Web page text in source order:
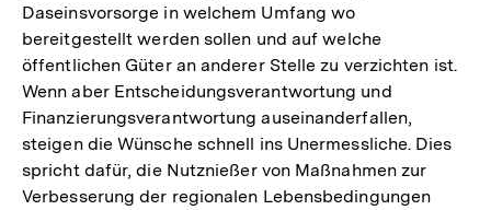
Daseinsvorsorge in welchem Umfang wo
bereitgestellt werden sollen und auf welche
öffentlichen Güter an anderer Stelle zu verzichten ist.
Wenn aber Entscheidungsverantwortung und
Finanzierungsverantwortung auseinanderfallen,
steigen die Wünsche schnell ins Unermessliche. Dies
spricht dafür, die Nutznießer von Maßnahmen zur
Verbesserung der regionalen Lebensbedingungen